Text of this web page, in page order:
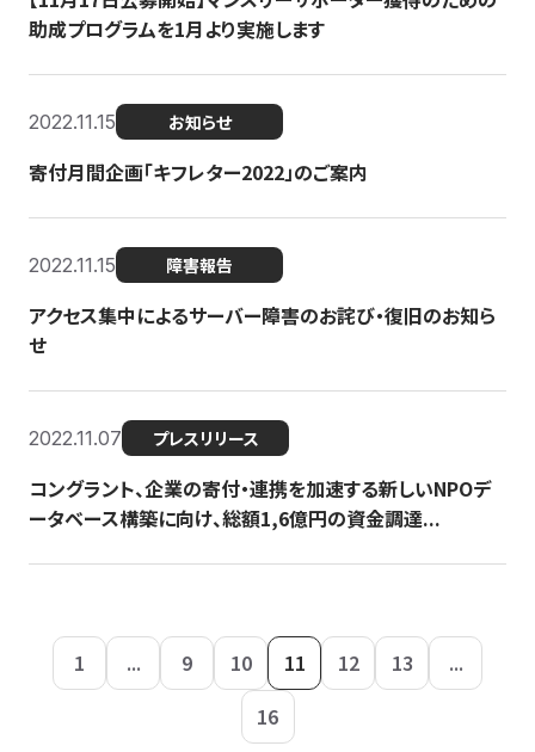
助成プログラムを1月より実施します
2022.11.15 お知らせ
寄付月間企画「キフレター2022」のご案内
2022.11.15 障害報告
アクセス集中によるサーバー障害のお詫び・復旧のお知ら
せ
2022.11.07 プレスリリース
コングラント、企業の寄付・連携を加速する新しいNPOデ
ータベース構築に向け、総額1,6億円の資金調達...
1 ... 9 10 11 12 13
...
16